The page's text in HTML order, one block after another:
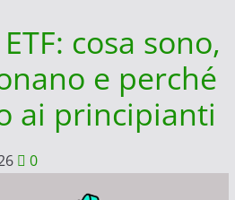
cosa sono,
e perché
ai principianti
0